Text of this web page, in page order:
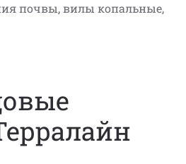
почвы, вилы копальные,